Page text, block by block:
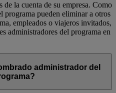
de la cuenta de su empresa. Como
programa pueden eliminar a otros
empleados o viajeros invitados,
administradores del programa en
administrador del